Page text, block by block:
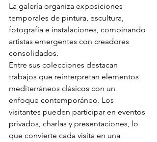
La galería organiza exposiciones
temporales de pintura, escultura,
fotografía e instalaciones, combinando
artistas emergentes con creadores
consolidados.
Entre sus colecciones destacan
trabajos que reinterpretan elementos
mediterráneos clásicos con un
enfoque contemporáneo. Los
visitantes pueden participar en eventos
privados, charlas y presentaciones, lo
que convierte cada visita en una